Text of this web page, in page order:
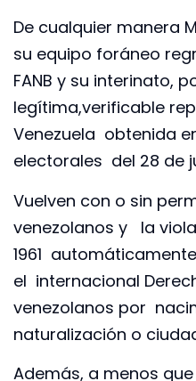
De cualquier manera
su equipo foráneo
FANB y su interinato,
legítima,verificable
Venezuela obtenida
electorales del 28 de
Vuelven con o sin
venezolanos y la
1961
el internacional
venezolanos por
naturalización o
Además, a menos